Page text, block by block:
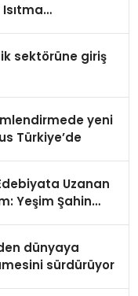
sektörüne giriş
yeni
Türkiye’de
Uzanan
Yeşim Şahin
dünyaya
sürdürüyor